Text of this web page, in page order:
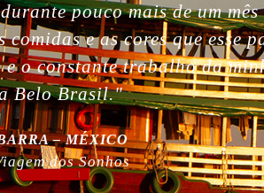
people, nature, without
of my life. So much love for
for being plastic free!”
| FINLÂNDIA
Amazônia